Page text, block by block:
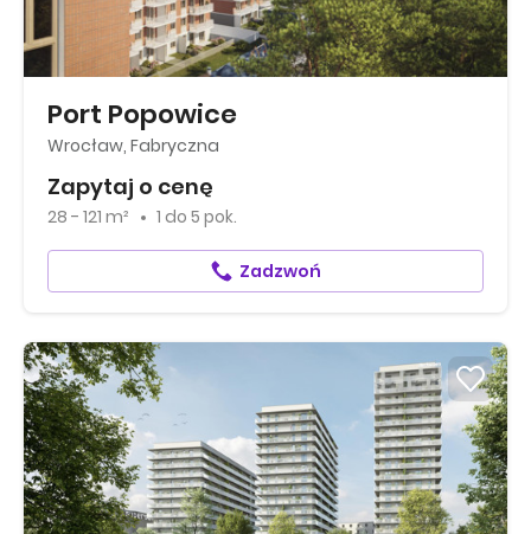
Port Popowice
Wrocław, Fabryczna
Zapytaj o cenę
28 - 121 m² 1 do 5 pok.
Zadzwoń